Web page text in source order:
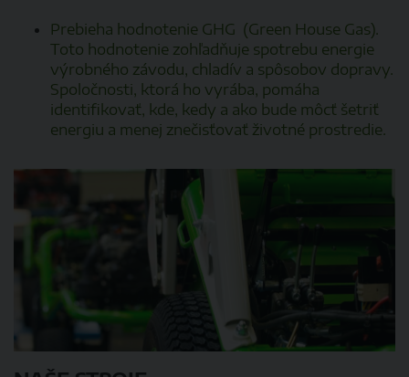
Prebieha hodnotenie GHG (Green House Gas).
Toto hodnotenie zohľadňuje spotrebu energie
výrobného závodu, chladív a spôsobov dopravy.
Spoločnosti, ktorá ho vyrába, pomáha
identifikovať, kde, kedy a ako bude môcť šetriť
energiu a menej znečisťovať životné prostredie.